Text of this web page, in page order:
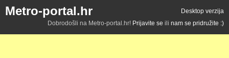
Metro-portal.hr
Desktop verzija
Dobrodošli na Metro-portal.hr! Prijavite se ili nam se pridružite :)